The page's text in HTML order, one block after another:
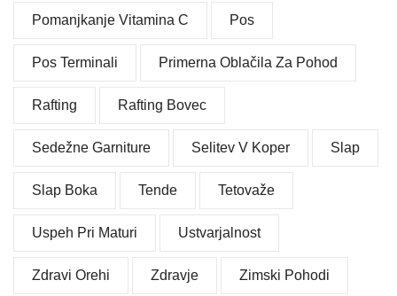
Pomanjkanje Vitamina C Pos
Pos Terminali Primerna Oblačila Za Pohod
Rafting Rafting Bovec
Sedežne Garniture Selitev V Koper Slap
Slap Boka Tende Tetovaže
Uspeh Pri Maturi Ustvarjalnost
Zdravi Orehi Zdravje Zimski Pohodi